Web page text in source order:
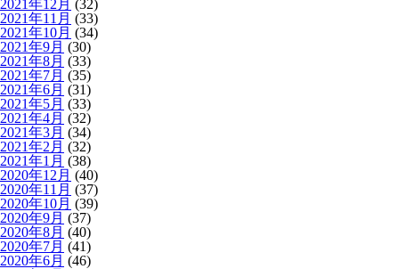
2021年12月 (32)
2021年11月 (33)
2021年10月 (34)
2021年9月 (30)
2021年8月 (33)
2021年7月 (35)
2021年6月 (31)
2021年5月 (33)
2021年4月 (32)
2021年3月 (34)
2021年2月 (32)
2021年1月 (38)
2020年12月 (40)
2020年11月 (37)
2020年10月 (39)
2020年9月 (37)
2020年8月 (40)
2020年7月 (41)
2020年6月 (46)